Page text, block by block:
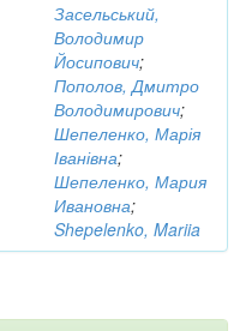
Засельський,
Володимир
Йосипович;
Пополов, Дмитро
Володимирович;
Шепеленко, Марія
Іванівна;
Шепеленко, Мария
Ивановна;
Shepelenko, Mariia